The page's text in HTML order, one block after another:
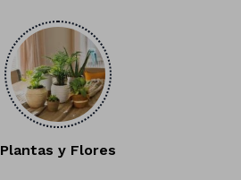
Plantas y Flores